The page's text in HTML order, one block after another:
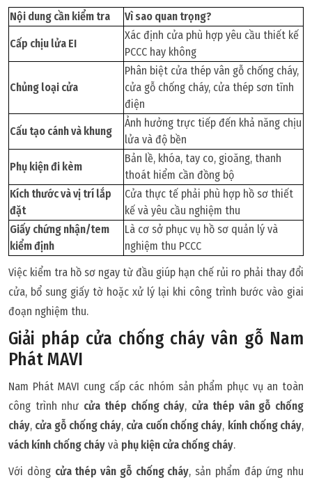
Nội dung cần kiểm tra
Vì sao quan trọng?
Cấp chịu lửa EI
Xác định cửa phù hợp yêu cầu thiết kế
PCCC hay không
Chủng loại cửa
Phân biệt cửa thép vân gỗ chống cháy,
cửa gỗ chống cháy, cửa thép sơn tĩnh
điện
Cấu tạo cánh và khung
Ảnh hưởng trực tiếp đến khả năng chịu
lửa và độ bền
Phụ kiện đi kèm
Bản lề, khóa, tay co, gioăng, thanh
thoát hiểm cần đồng bộ
Kích thước và vị trí lắp
đặt
Cửa thực tế phải phù hợp hồ sơ thiết
kế và yêu cầu nghiệm thu
Giấy chứng nhận/tem
kiểm định
Là cơ sở phục vụ hồ sơ quản lý và
nghiệm thu PCCC
Việc kiểm tra hồ sơ ngay từ đầu giúp hạn chế rủi ro phải thay đổi
cửa, bổ sung giấy tờ hoặc xử lý lại khi công trình bước vào giai
đoạn nghiệm thu.
Giải pháp cửa chống cháy vân gỗ Nam
Phát MAVI
Nam Phát MAVI cung cấp các nhóm sản phẩm phục vụ an toàn
công trình như cửa thép chống cháy, cửa thép vân gỗ chống
cháy, cửa gỗ chống cháy, cửa cuốn chống cháy, kính chống cháy,
vách kính chống cháy và phụ kiện cửa chống cháy.
Với dòng cửa thép vân gỗ chống cháy, sản phẩm đáp ứng nhu